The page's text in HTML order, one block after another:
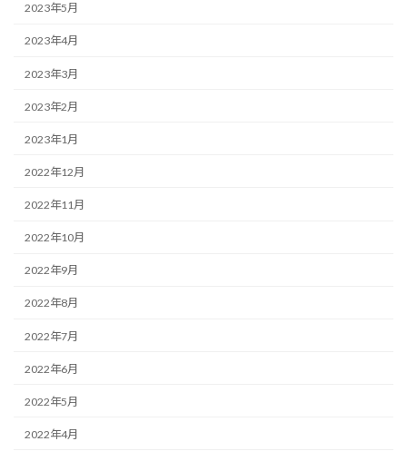
2023年5月
2023年4月
2023年3月
2023年2月
2023年1月
2022年12月
2022年11月
2022年10月
2022年9月
2022年8月
2022年7月
2022年6月
2022年5月
2022年4月